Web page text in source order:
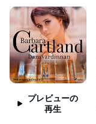
プレビューの
再生